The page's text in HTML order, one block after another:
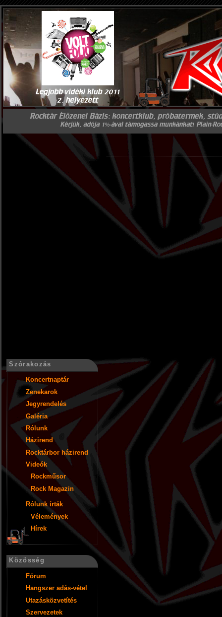
Szórakozás
Koncertnaptár
Zenekarok
Jegyrendelés
Galéria
Rólunk
Házirend
Rocktárbor házirend
Videók
Rockműsor
Rock Magazin
Rólunk írták
Vélemények
Hírek
Közösség
Fórum
Hangszer adás-vétel
Utazásközvetítés
Szervezetek